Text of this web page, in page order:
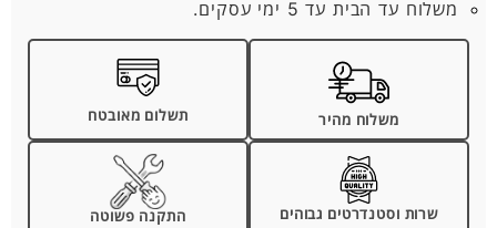
משלוח עד הבית עד 5 ימי עסקים.
משלוח מהיר תשלום מאובטח
שרות וסטנדרטים גבוהים התקנה פשוטה